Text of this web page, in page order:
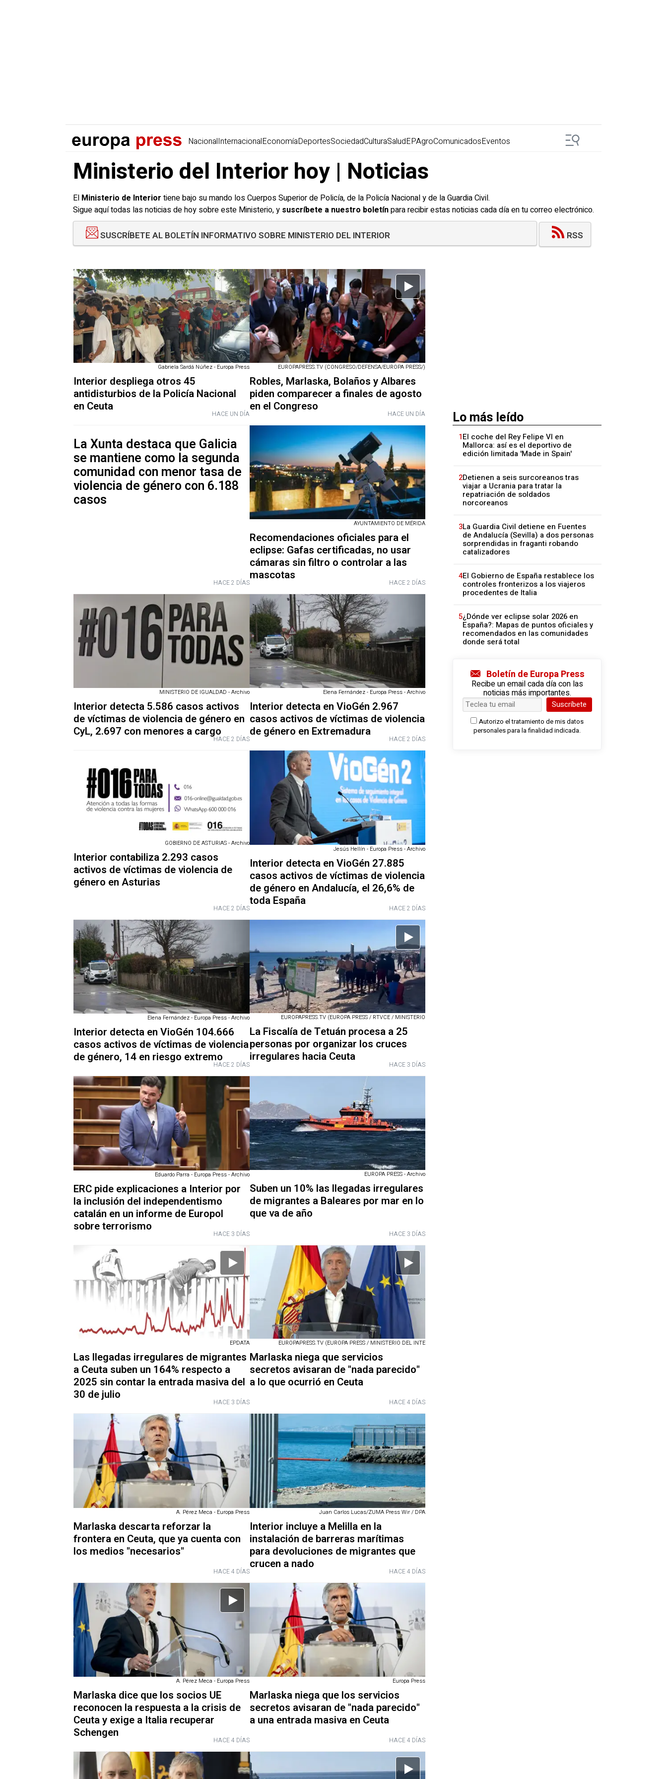
NacionalInternacionalEconomíaDeportesSociedadCulturaSaludEPAgroComunicadosEventos
Ministerio del Interior hoy | Noticias
El Ministerio de Interior tiene bajo su mando los Cuerpos Superior de Policía, de la Policía Nacionaly de laGuardia Civil.
Sigue aquí todas las noticias de hoy sobre este Ministerio, y suscríbete a nuestro boletínpara recibir estas noticias cada día en tu correo electrónico.
SUSCRÍBETE AL BOLETÍN INFORMATIVO SOBRE MINISTERIO DEL INTERIOR RSS
Gabriela Sardá Núñez - Europa Press
Interior despliega otros 45
antidisturbios de la Policía Nacional
en Ceuta
HACE UN DÍA
EUROPAPRESS.TV (CONGRESO/DEFENSA/EUROPA PRESS/)
Robles, Marlaska, Bolaños y Albares
piden comparecer a finales de agosto
en el Congreso
HACE UN DÍA
La Xunta destaca que Galicia
se mantiene como la segunda
comunidad con menor tasa de
violencia de género con 6.188
casos
HACE 2 DÍAS
AYUNTAMIENTO DE MÉRIDA
Recomendaciones oficiales para el
eclipse: Gafas certificadas, no usar
cámaras sin filtro o controlar a las
mascotas
HACE 2 DÍAS
MINISTERIO DE IGUALDAD - Archivo
Interior detecta 5.586 casos activos
de víctimas de violencia de género en
CyL, 2.697 con menores a cargoHACE 2 DÍAS
Elena Fernández - Europa Press - Archivo
Interior detecta en VioGén 2.967
casos activos de víctimas de violencia
de género en Extremadura
HACE 2 DÍAS
GOBIERNO DE ASTURIAS - Archivo
Interior contabiliza 2.293 casos
activos de víctimas de violencia de
género en Asturias
HACE 2 DÍAS
Jesús Hellín - Europa Press - Archivo
Interior detecta en VioGén 27.885
casos activos de víctimas de violencia
de género en Andalucía, el 26,6% de
toda España
HACE 2 DÍAS
Elena Fernández - Europa Press - Archivo
Interior detecta en VioGén 104.666
casos activos de víctimas de violencia
de género, 14 en riesgo extremoHACE 2 DÍAS
EUROPAPRESS.TV (EUROPA PRESS / RTVCE / MINISTERIO
La Fiscalía de Tetuán procesa a 25
personas por organizar los cruces
irregulares hacia Ceuta
HACE 3 DÍAS
Eduardo Parra - Europa Press - Archivo
ERC pide explicaciones a Interior por
la inclusión del independentismo
catalán en un informe de Europol
sobre terrorismo
HACE 3 DÍAS
EUROPA PRESS - Archivo
Suben un 10% las llegadas irregulares
de migrantes a Baleares por mar en lo
que va de año
HACE 3 DÍAS
EPDATA
Las llegadas irregulares de migrantes
a Ceuta suben un 164% respecto a
2025 sin contar la entrada masiva del
30 de julio
HACE 3 DÍAS
EUROPAPRESS.TV (EUROPA PRESS / MINISTERIO DEL INTE
Marlaska niega que servicios
secretos avisaran de "nada parecido"
a lo que ocurrió en Ceuta
HACE 4 DÍAS
A. Pérez Meca - Europa Press
Marlaska descarta reforzar la
frontera en Ceuta, que ya cuenta con
los medios "necesarios"
HACE 4 DÍAS
Juan Carlos Lucas/ZUMA Press Wir / DPA
Interior incluye a Melilla en la
instalación de barreras marítimas
para devoluciones de migrantes que
crucen a nado
HACE 4 DÍAS
A. Pérez Meca - Europa Press
Marlaska dice que los socios UE
reconocen la respuesta a la crisis de
Ceuta y exige a Italia recuperar
Schengen
HACE 4 DÍAS
Europa Press
Marlaska niega que los servicios
secretos avisaran de "nada parecido"
a una entrada masiva en Ceuta
HACE 4 DÍAS
Lo más leído
1El coche del Rey Felipe VI en
Mallorca: así es el deportivo de
edición limitada 'Made in Spain'
2Detienen a seis surcoreanos tras
viajar a Ucrania para tratar la
repatriación de soldados
norcoreanos
3La Guardia Civil detiene en Fuentes
de Andalucía (Sevilla) a dos personas
sorprendidas in fraganti robando
catalizadores
4El Gobierno de España restablece los
controles fronterizos a los viajeros
procedentes de Italia
5¿Dónde ver eclipse solar 2026 en
España?: Mapas de puntos oficiales y
recomendados en las comunidades
donde será total
Boletín de Europa Press
Recibe un email cada día con las
noticias más importantes.
Suscríbete
Autorizo el tratamiento de mis datos
personales para la finalidad indicada.